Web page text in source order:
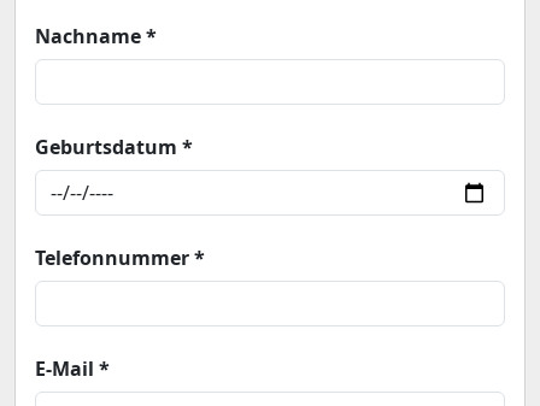
Nachname *
Geburtsdatum *
Telefonnummer *
E-Mail *